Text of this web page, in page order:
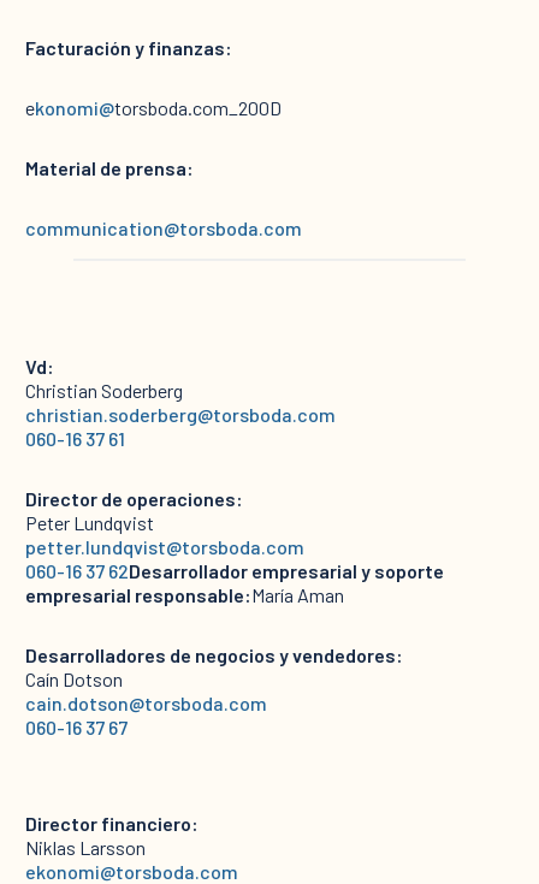
Facturación y finanzas:
ekonomi@torsboda.com_200D
Material de prensa:
communication@torsboda.com
Vd:
Christian Soderberg
christian.soderberg@torsboda.com
060-16 37 61
Director de operaciones:
Peter Lundqvist
petter.lundqvist@torsboda.com
060-16 37 62Desarrollador empresarial y soporte
empresarial responsable:María Aman
Desarrolladores de negocios y vendedores:
Caín Dotson
cain.dotson@torsboda.com
060-16 37 67
Director financiero:
Niklas Larsson
ekonomi@torsboda.com